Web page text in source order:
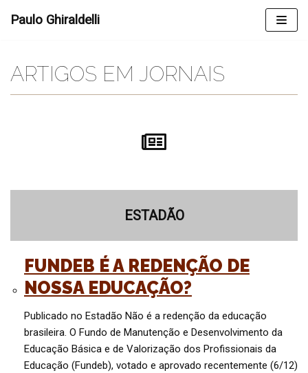
Skip
Paulo Ghiraldelli
ARTIGOS EM JORNAIS
ESTADÃO
FUNDEB É A REDENÇÃO DE
NOSSA EDUCAÇÃO?
Publicado no Estadão Não é a redenção da educação
brasileira. O Fundo de Manutenção e Desenvolvimento da
Educação Básica e de Valorização dos Profissionais da
Educação (Fundeb), votado e aprovado recentemente (6/12)